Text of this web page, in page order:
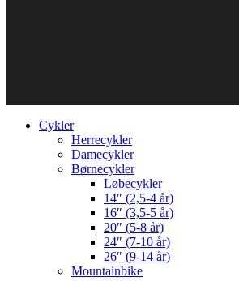
Cykler
Herrecykler
Damecykler
Børnecykler
Løbecykler
14″ (2,5-4 år)
16″ (3,5-5 år)
20″ (5-8 år)
24″ (7-10 år)
26″ (9-14 år)
Mountainbike